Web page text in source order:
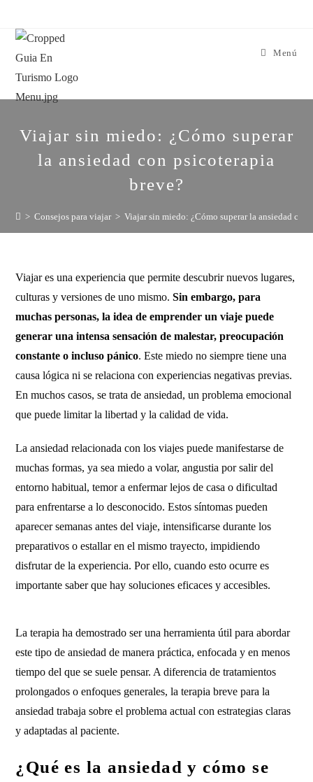
Menú
Viajar sin miedo: ¿Cómo superar
la ansiedad con psicoterapia
breve?
> Consejos para viajar > Viajar sin miedo: ¿Cómo superar la ansiedad con
Viajar es una experiencia que permite descubrir nuevos lugares,
culturas y versiones de uno mismo.Sin embargo, para
muchas personas, la idea de emprender un viaje puede
generar una intensa sensación de malestar, preocupación
constante o incluso pánico. Este miedo no siempre tiene una
causa lógica ni se relaciona con experiencias negativas previas.
En muchos casos, se trata de ansiedad, un problema emocional
que puede limitar la libertad y la calidad de vida.
La ansiedad relacionada con los viajes puede manifestarse de
muchas formas, ya sea miedo a volar, angustia por salir del
entorno habitual, temor a enfermar lejos de casa o dificultad
para enfrentarse a lo desconocido. Estos síntomas pueden
aparecer semanas antes del viaje, intensificarse durante los
preparativos o estallar en el mismo trayecto, impidiendo
disfrutar de la experiencia. Por ello, cuando esto ocurre es
importante saber que hay soluciones eficaces y accesibles.
La terapia ha demostrado ser una herramienta útil para abordar
este tipo de ansiedad de manera práctica, enfocada y en menos
tiempo del que se suele pensar. A diferencia de tratamientos
prolongados o enfoques generales, la terapia breve para la
ansiedad trabaja sobre el problema actual con estrategias claras
y adaptadas al paciente.
¿Qué es la ansiedad y cómo se